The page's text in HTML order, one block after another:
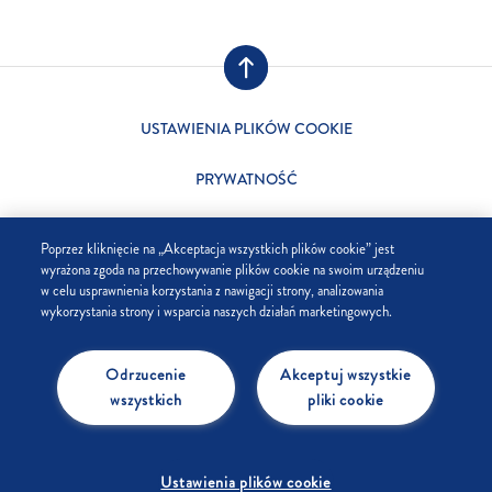
USTAWIENIA PLIKÓW COOKIE
PRYWATNOŚĆ
FIRMA
KONTAKT
Poprzez kliknięcie na „Akceptacja wszystkich plików cookie” jest
wyrażona zgoda na przechowywanie plików cookie na swoim urządzeniu
w celu usprawnienia korzystania z nawigacji strony, analizowania
wykorzystania strony i wsparcia naszych działań marketingowych.
Akceptuj wszystkie
pliki cookie
Odrzucenie
wszystkich
Ustawienia plików cookie